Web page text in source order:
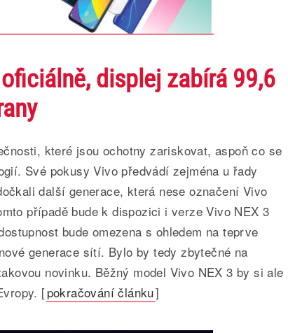
displej zabírá 99,6
které jsou ochotny zariskovat, aspoň co se
Své pokusy Vivo předvádí zejména u řady
další generace, která nese označení Vivo
případě bude k dispozici i verze Vivo NEX 3
bude omezena s ohledem na teprve
generace sítí. Bylo by tedy zbytečné na
novinku. Běžný model Vivo NEX 3 by si ale
[pokračování článku]